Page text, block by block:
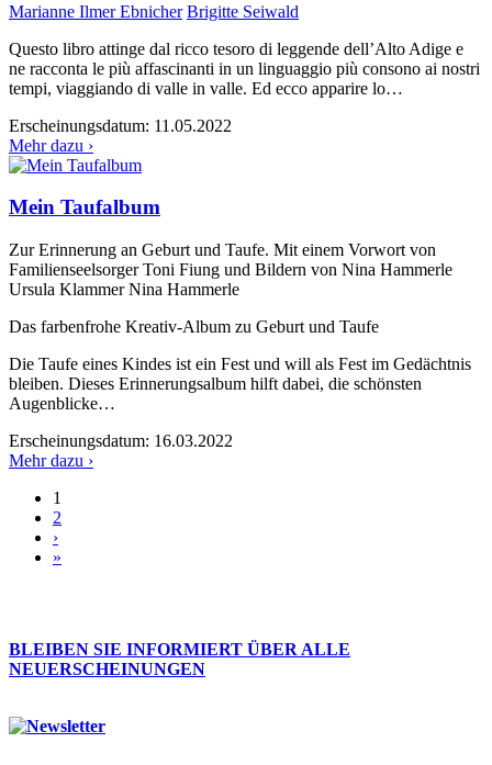
Marianne Ilmer Ebnicher Brigitte Seiwald
Questo libro attinge dal ricco tesoro di leggende dell’Alto Adige e
ne racconta le più affascinanti in un linguaggio più consono ai nostri
tempi, viaggiando di valle in valle. Ed ecco apparire lo…
Erscheinungsdatum: 11.05.2022
Mehr dazu ›
Mein Taufalbum
Zur Erinnerung an Geburt und Taufe. Mit einem Vorwort von
Familienseelsorger Toni Fiung und Bildern von Nina Hammerle
Ursula Klammer Nina Hammerle
Das farbenfrohe Kreativ-Album zu Geburt und Taufe
Die Taufe eines Kindes ist ein Fest und will als Fest im Gedächtnis
bleiben. Dieses Erinnerungsalbum hilft dabei, die schönsten
Augenblicke…
Erscheinungsdatum: 16.03.2022
Mehr dazu ›
Seiten
1
2
›
»
BLEIBEN SIE INFORMIERT ÜBER ALLE
NEUERSCHEINUNGEN